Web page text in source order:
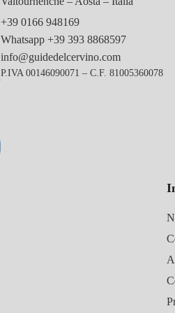
+39 0166 948169
Whatsapp +39 393 8868597
info@guidedelcervino.com
P.IVA 00146090071 – C.F. 81005360078